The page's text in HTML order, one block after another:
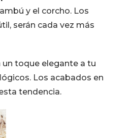
y el corcho. Los
serán cada vez más
toque elegante a tu
Los acabados en
tendencia.